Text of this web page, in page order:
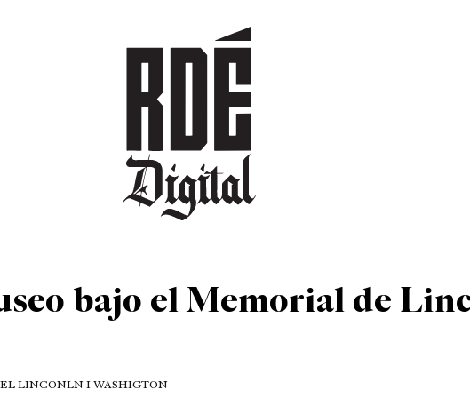
DEPORTES CULTURA ENTRETENIMIENTO
bajo el Memorial de
LINCONLN I WASHIGTON